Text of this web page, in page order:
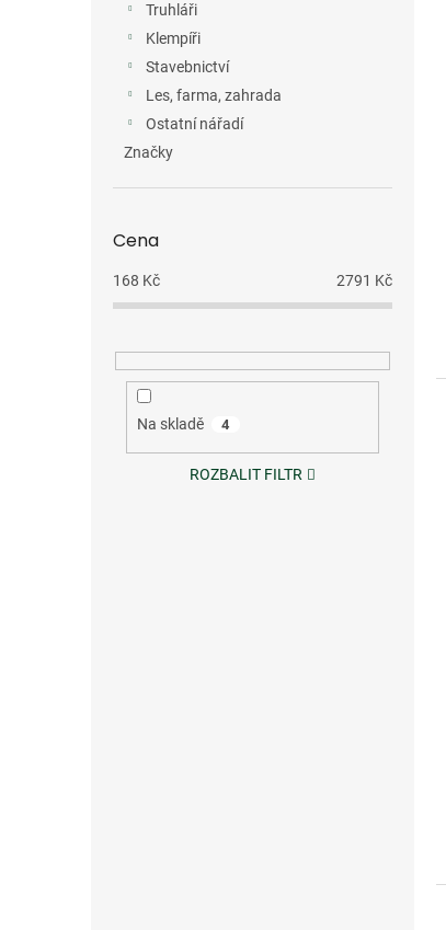
Truhláři
Klempíři
Stavebnictví
Les, farma, zahrada
Ostatní nářadí
Značky
Cena
168 Kč 2791 Kč
Na skladě 4
ROZBALIT FILTR